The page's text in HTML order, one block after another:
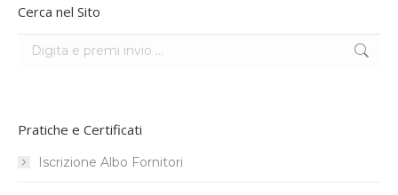
Cerca nel Sito
Search:
Pratiche e Certificati
Iscrizione Albo Fornitori